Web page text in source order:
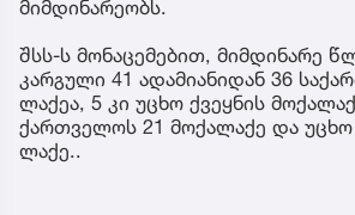
მიმდინარეობს.
შსს-ს მო­ნა­ცე­მე­ბით, მიმ­დი­ნა­რე
კარ­გუ­ლი 41 ადა­მი­ა­ნი­დან 36
ლა­ქეა, 5 კი უცხო ქვეყ­ნის
ქარ­თვე­ლოს 21 მო­ქა­ლა­ქე და უცხო
ლა­ქე..